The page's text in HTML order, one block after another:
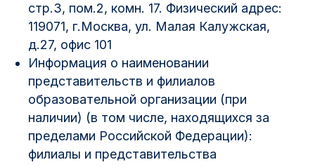
стр.3, пом.2, комн. 17. Физический адрес:
119071, г.Москва, ул. Малая Калужская,
д.27, офис 101
Информация о наименовании
представительств и филиалов
образовательной организации (при
наличии) (в том числе, находящихся за
пределами Российской Федерации):
филиалы и представительства